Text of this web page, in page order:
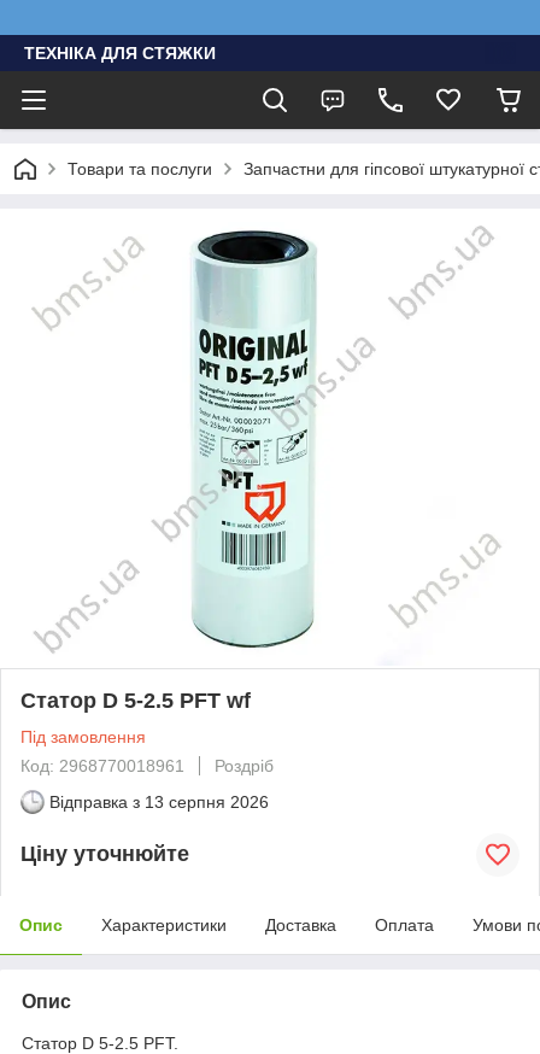
ТЕХНІКА ДЛЯ СТЯЖКИ
Товари та послуги Запчастни для гіпсової штукатурної
Статор D 5-2.5 PFT wf
Під замовлення
Код: 2968770018961
Роздріб
Відправка з 13 серпня 2026
Ціну уточнюйте
Опис Характеристики Доставка Оплата Умови
Опис
Статор D 5-2.5 PFT.